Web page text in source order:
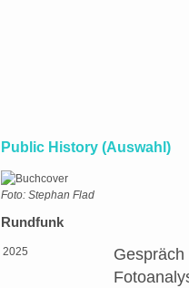
Public History (Auswahl)
Foto: Stephan Flad
Rundfunk
2025